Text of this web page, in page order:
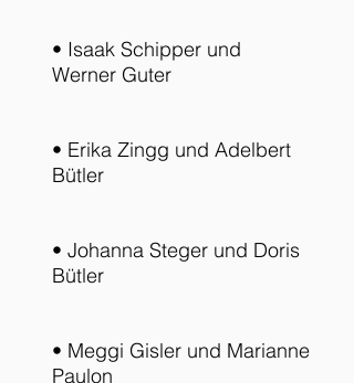
• Isaak Schipper und
Werner Guter
• Erika Zingg und Adelbert
Bütler
• Johanna Steger und Doris
Bütler
• Meggi Gisler und Marianne
Paulon